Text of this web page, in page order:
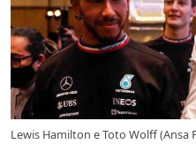
Lewis Hamilton e Toto Wolff (Ansa